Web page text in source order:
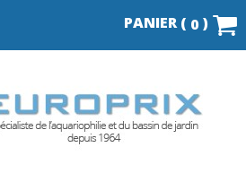
PANIER ( 0 )